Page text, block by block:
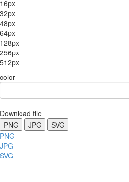
16px
32px
48px
64px
128px
256px
512px
color
Download file
PNG
JPG
SVG
PNG
JPG
SVG